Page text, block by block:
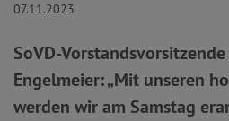
07.11.2023
SoVD-
Engelmeier: „Mit unseren
werden wir am Samstag